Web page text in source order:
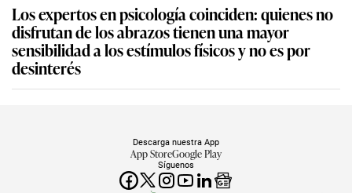
Los expertos en psicología coinciden: quienes no
disfrutan de los abrazos tienen una mayor
sensibilidad a los estímulos físicos y no es por
desinterés
Síguenos
Descarga nuestra App
App StoreGoogle Play